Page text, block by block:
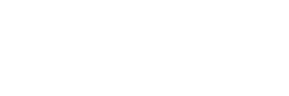
прибыли и комиссиями за копи-трейдинг